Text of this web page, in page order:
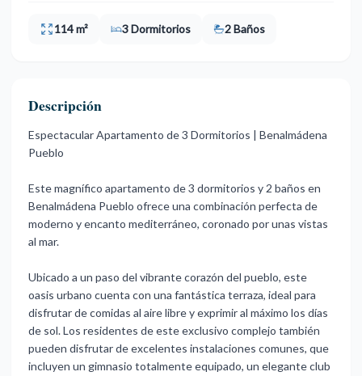
114 m² 3 Dormitorios 2 Baños
Descripción
Espectacular Apartamento de 3 Dormitorios | Benalmádena
Pueblo
Este magnífico apartamento de 3 dormitorios y 2 baños en
Benalmádena Pueblo ofrece una combinación perfecta de
moderno y encanto mediterráneo, coronado por unas vistas
al mar.
Ubicado a un paso del vibrante corazón del pueblo, este
oasis urbano cuenta con una fantástica terraza, ideal para
disfrutar de comidas al aire libre y exprimir al máximo los días
de sol. Los residentes de este exclusivo complejo también
pueden disfrutar de excelentes instalaciones comunes, que
incluyen un gimnasio totalmente equipado, un elegante club